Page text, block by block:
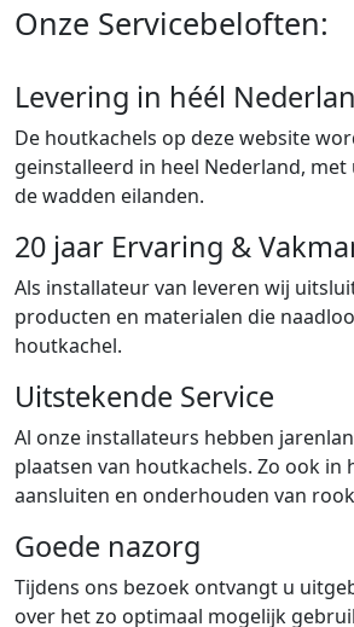
Onze Servicebeloften:
Levering in héél
De houtkachels op deze website
geinstalleerd in heel Nederland,
de wadden eilanden.
20 jaar Ervaring &
Als installateur van leveren wij
producten en materialen die
houtkachel.
Uitstekende Service
Al onze installateurs hebben
plaatsen van houtkachels. Zo ook in
aansluiten en onderhouden van
Goede nazorg
Tijdens ons bezoek ontvangt u
over het zo optimaal mogelijk